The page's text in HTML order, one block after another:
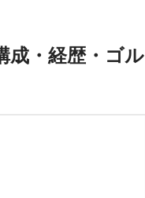
成・経歴・ゴル